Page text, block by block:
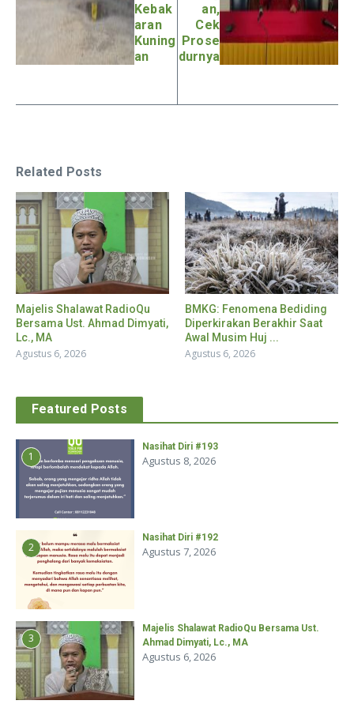
Kebak
aran
Kuning
an
an,
Cek
Prose
durnya
Related Posts
Majelis Shalawat RadioQu
Bersama Ust. Ahmad Dimyati,
Lc., MA
Agustus 6, 2026
BMKG: Fenomena Bediding
Diperkirakan Berakhir Saat
Awal Musim Huj ...
Agustus 6, 2026
Featured Posts
1
Nasihat Diri #193
Agustus 8, 2026
2
Nasihat Diri #192
Agustus 7, 2026
3
Majelis Shalawat RadioQu Bersama Ust.
Ahmad Dimyati, Lc., MA
Agustus 6, 2026